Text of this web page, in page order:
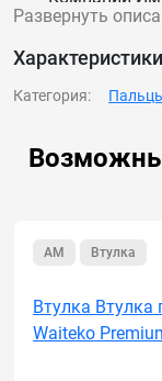
AM Втулка
Втулка Втулка
Waiteko
Мы каждый
данные
Доставим
стрелы
Развернуть
Характеристики
Категория: